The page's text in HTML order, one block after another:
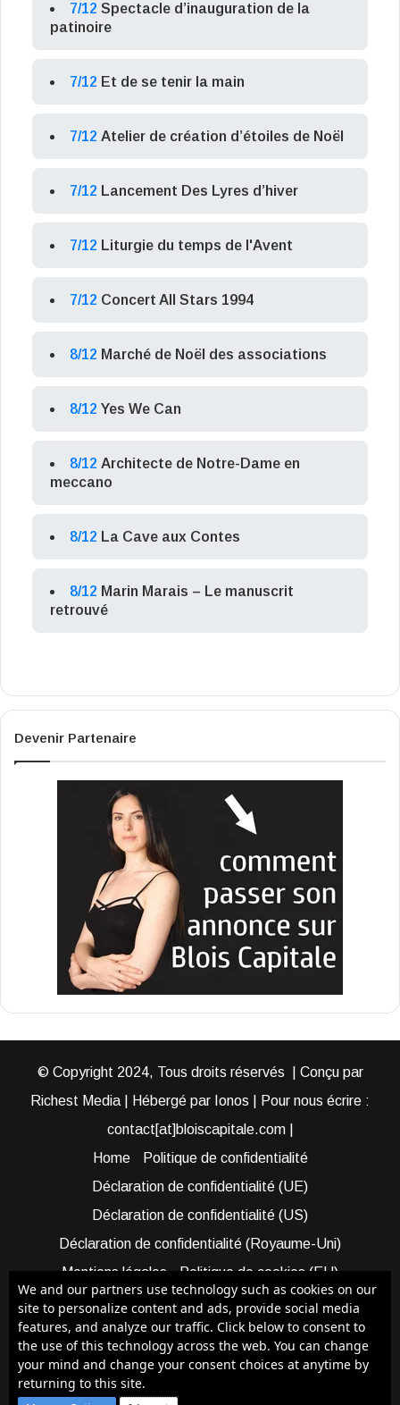
7/12 Spectacle d’inauguration de la
patinoire
7/12 Et de se tenir la main
7/12 Atelier de création d’étoiles de Noël
7/12 Lancement Des Lyres d’hiver
7/12 Liturgie du temps de l'Avent
7/12 Concert All Stars 1994
8/12 Marché de Noël des associations
8/12 Yes We Can
8/12 Architecte de Notre-Dame en
meccano
8/12 La Cave aux Contes
8/12 Marin Marais – Le manuscrit
retrouvé
Devenir Partenaire
© Copyright 2024, Tous droits réservés | Conçu par
Richest Media | Hébergé par Ionos | Pour nous écrire :
contact[at]bloiscapitale.com |
Home
Politique de confidentialité
Déclaration de confidentialité (UE)
Déclaration de confidentialité (US)
Déclaration de confidentialité (Royaume-Uni)
Mentions légales
Politique de cookies (EU)
Cookie Policy (AUS)
Cookie Policy (US)
Qui sommes-nous ?
Participer à Blois Capitale
Bénéficier d’une assistance
We and our partners use technology such as cookies on our
site to personalize content and ads, provide social media
features, and analyze our traffic. Click below to consent to
the use of this technology across the web. You can change
your mind and change your consent choices at anytime by
returning to this site.